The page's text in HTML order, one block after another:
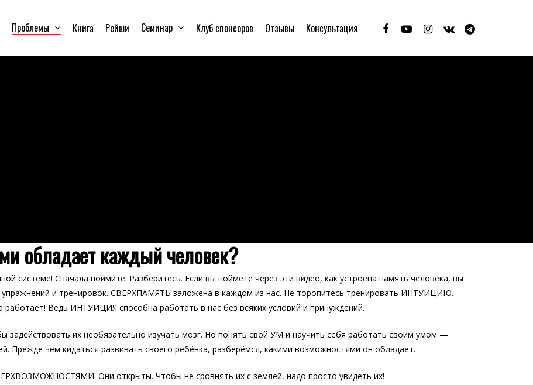
Проблемы Книга Рейши Семинар Клуб спонсоров Отзывы Консультация
обладает каждый человек?
системе! Сначала поймите. Разберитесь. Если вы поймёте через эти видео, как устроена память человека, вы
и тренировок. СВЕРХПАМЯТЬ заложена в каждом из нас. Не торопитесь тренировать ИНТУИЦИЮ.
Ведь ИНТУИЦИЯ способна работать в нас без всяких условий и принуждений.
их необязательно изучать мозг. Но понять свой УМ и научить себя работать своим умом —
Прежде чем кидаться развивать своего ребёнка, разберёмся, какими возможностями он обладает.
Они открыты. Чтобы не сровнять их с землёй, надо просто увидеть их!